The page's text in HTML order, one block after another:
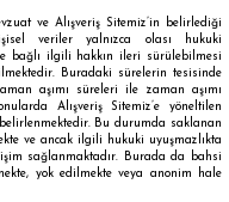
ve Alışveriş Sitemiz’in belirlediği
veriler yalnızca olası hukuki
bağlı ilgili hakkın ileri sürülebilmesi
Buradaki sürelerin tesisinde
aşımı süreleri ile zaman aşımı
Alışveriş Sitemiz’e yöneltilen
Bu durumda saklanan
ve ancak ilgili hukuki uyuşmazlıkta
sağlanmaktadır. Burada da bahsi
yok edilmekte veya anonim hale